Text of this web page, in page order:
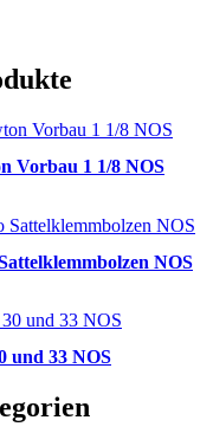
Vorbau 1 1/8 NOS
NOS
und 33 NOS